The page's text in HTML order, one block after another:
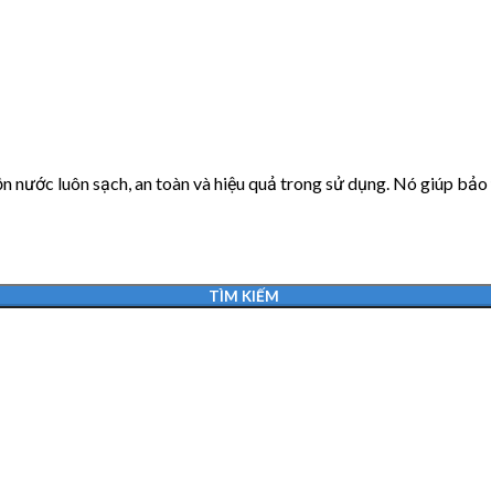
luôn sạch, an toàn và hiệu quả trong sử dụng. Nó giúp bảo
TÌM KIẾM